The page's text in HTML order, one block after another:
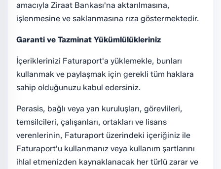
amacıyla Ziraat Bankası'na aktarılmasına,
işlenmesine ve saklanmasına rıza göstermektedir.
Garanti ve Tazminat Yükümlülükleriniz
İçeriklerinizi Faturaport'a yüklemekle, bunları
kullanmak ve paylaşmak için gerekli tüm haklara
sahip olduğunuzu kabul edersiniz.
Perasis, bağlı veya yan kuruluşları, görevlileri,
temsilcileri, çalışanları, ortakları ve lisans
verenlerinin, Faturaport üzerindeki içeriğiniz ile
Faturaport'u kullanmanız veya kullanım şartlarını
ihlal etmenizden kaynaklanacak her türlü zarar ve